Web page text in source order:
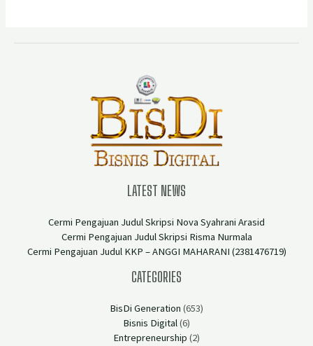
LATEST NEWS
Cermi Pengajuan Judul Skripsi Nova Syahrani Arasid
Cermi Pengajuan Judul Skripsi Risma Nurmala
Cermi Pengajuan Judul KKP – ANGGI MAHARANI (2381476719)
CATEGORIES
BisDi Generation (653)
Bisnis Digital(6)
Entrepreneurship (2)